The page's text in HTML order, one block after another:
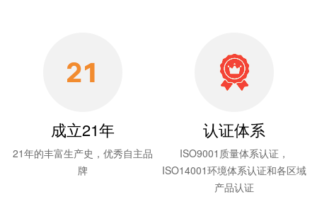
成立21年
21年的丰富生产史，优秀自主品
牌
认证体系
ISO9001质量体系认证，
ISO14001环境体系认证和各区域
产品认证